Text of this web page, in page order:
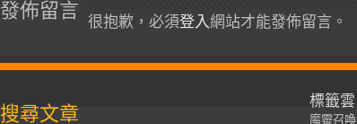
發佈留言
很抱歉，必須登入網站才能發佈留言。
搜尋文章
標籤雲
魔靈召喚